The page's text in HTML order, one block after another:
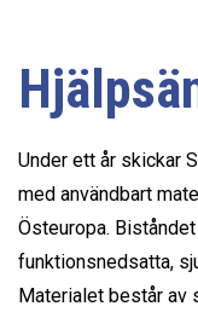
Under ett år skickar
med användbart
Östeuropa.
funktionsnedsatta,
Materialet består av